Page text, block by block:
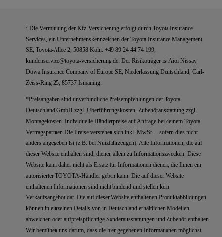
² Die Vermittlung der Kfz-Versicherung erfolgt durch Toyota Insurance
Services, ein Unternehmenskennzeichen der Toyota Insurance Management
SE, Toyota-Allee 2, 50858 Köln. +49 89 24 44 74 199,
kundenservice@toyota-versicherung.de. Der Risikoträger ist Aioi Nissay
Dowa Insurance Company of Europe SE, Niederlassung Deutschland, Carl-
Zeiss-Ring 25, 85737 Ismaning.
*Preisangaben sind unverbindliche Preisempfehlungen der Toyota
Deutschland GmbH zzgl. Überführungskosten. Zubehörausstattung zzgl.
Montagekosten. Individuelle Händlerpreise auf Anfrage bei deinem Toyota
Vertragspartner. Die Preise verstehen sich inkl. MwSt. – sofern dies nicht
anders angegeben ist (z.B. bei Nutzfahrzeugen). Alle Informationen, die auf
dieser Website enthalten sind, dienen allein zu Informationszwecken. Diese
Website kann daher nicht als Ersatz für Informationen dienen, die Ihnen ein
autorisierter TOYOTA-Händler geben kann. Die auf dieser Website
enthaltenen Informationen sind nicht bindend und stellen kein
Verkaufsangebot dar. Die auf dieser Website enthaltenen Produktabbildungen
können in einzelnen Details von in Deutschland erhältlichen Modellen
abweichen oder aufpreispflichtige Sonderausstattungen und Zubehör enthalten.
Wir bemühen uns darum, dass die hier gegebenen Informationen möglichst